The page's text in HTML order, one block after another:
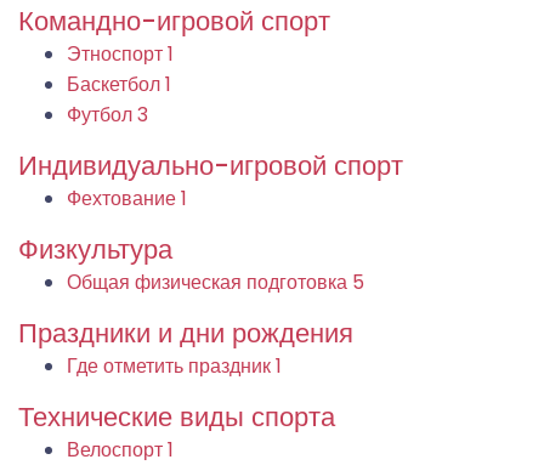
Командно-игровой спорт
Этноспорт1
Баскетбол1
Футбол3
Индивидуально-игровой спорт
Фехтование1
Физкультура
Общая физическая подготовка 5
Праздники и дни рождения
Где отметить праздник1
Технические виды спорта
Велоспорт1